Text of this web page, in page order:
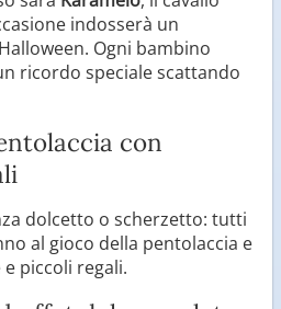
indosserà un
Ogni bambino
ricordo speciale scattando
con
dolcetto o scherzetto: tutti
al gioco della pentolaccia e
piccoli regali.